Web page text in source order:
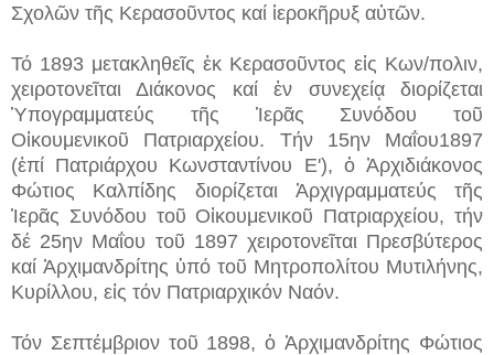
Σχολῶν τῆς Κερασοῦντος καί ἱεροκῆρυξ αὐτῶν.
Τό 1893 μετακληθεῖς ἐκ Κερασοῦντος εἰς Κων/πολιν,
χειροτονεῖται Διάκονος καί ἐν συνεχείᾳ διορίζεται
Ὑπογραμματεύς τῆς Ἱερᾶς Συνόδου τοῦ
Οἰκουμενικοῦ Πατριαρχείου. Τήν 15ην Μαΐου1897
(ἐπί Πατριάρχου Κωνσταντίνου Ε'), ὁ Ἀρχιδιάκονος
Φώτιος Καλπίδης διορίζεται Ἀρχιγραμματεύς τῆς
Ἱερᾶς Συνόδου τοῦ Οἰκουμενικοῦ Πατριαρχείου, τήν
δέ 25ην Μαΐου τοῦ 1897 χειροτονεῖται Πρεσβύτερος
καί Ἀρχιμανδρίτης ὑπό τοῦ Μητροπολίτου Μυτιλήνης,
Κυρίλλου, εἰς τόν Πατριαρχικόν Ναόν.
Τόν Σεπτέμβριον τοῦ 1898, ὁ Ἀρχιμανδρίτης Φώτιος